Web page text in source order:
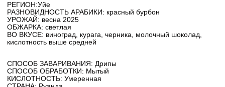
РЕГИОН:Уйе
РАЗНОВИДНОСТЬ АРАБИКИ: красный бурбон
УРОЖАЙ: весна 2025
ОБЖАРКА: светлая
ВО ВКУСЕ: виноград, курага, черника, молочный шоколад,
кислотность выше средней
СПОСОБ ЗАВАРИВАНИЯ: Дрипы
СПОСОБ ОБРАБОТКИ: Мытый
КИСЛОТНОСТЬ: Умеренная